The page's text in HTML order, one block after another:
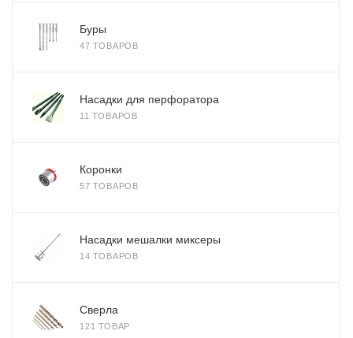
Буры
47 ТОВАРОВ
Насадки для перфоратора
11 ТОВАРОВ
Коронки
57 ТОВАРОВ
Насадки мешалки миксеры
14 ТОВАРОВ
Сверла
121 ТОВАР